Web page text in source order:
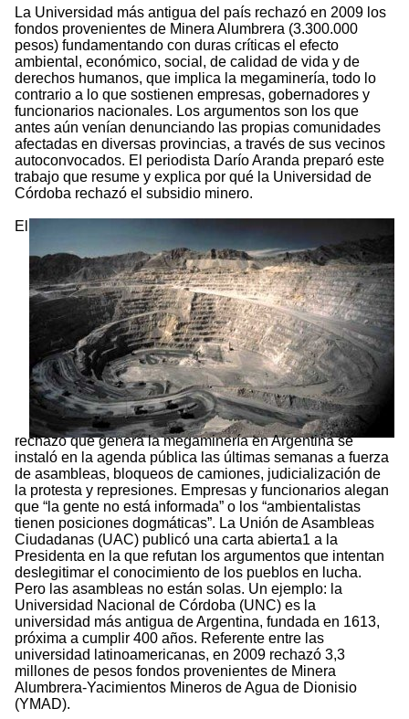
La Universidad más antigua del país rechazó en 2009 los
fondos provenientes de Minera Alumbrera (3.300.000
pesos) fundamentando con duras críticas el efecto
ambiental, económico, social, de calidad de vida y de
derechos humanos, que implica la megaminería, todo lo
contrario a lo que sostienen empresas, gobernadores y
funcionarios nacionales. Los argumentos son los que
antes aún venían denunciando las propias comunidades
afectadas en diversas provincias, a través de sus vecinos
autoconvocados. El periodista Darío Aranda preparó este
trabajo que resume y explica por qué la Universidad de
Córdoba rechazó el subsidio minero.
El
rechazo que genera la megaminería en Argentina se
instaló en la agenda pública las últimas semanas a fuerza
de asambleas, bloqueos de camiones, judicialización de
la protesta y represiones. Empresas y funcionarios alegan
que “la gente no está informada” o los “ambientalistas
tienen posiciones dogmáticas”. La Unión de Asambleas
Ciudadanas (UAC) publicó una carta abierta1 a la
Presidenta en la que refutan los argumentos que intentan
deslegitimar el conocimiento de los pueblos en lucha.
Pero las asambleas no están solas. Un ejemplo: la
Universidad Nacional de Córdoba (UNC) es la
universidad más antigua de Argentina, fundada en 1613,
próxima a cumplir 400 años. Referente entre las
universidad latinoamericanas, en 2009 rechazó 3,3
millones de pesos fondos provenientes de Minera
Alumbrera-Yacimientos Mineros de Agua de Dionisio
(YMAD).